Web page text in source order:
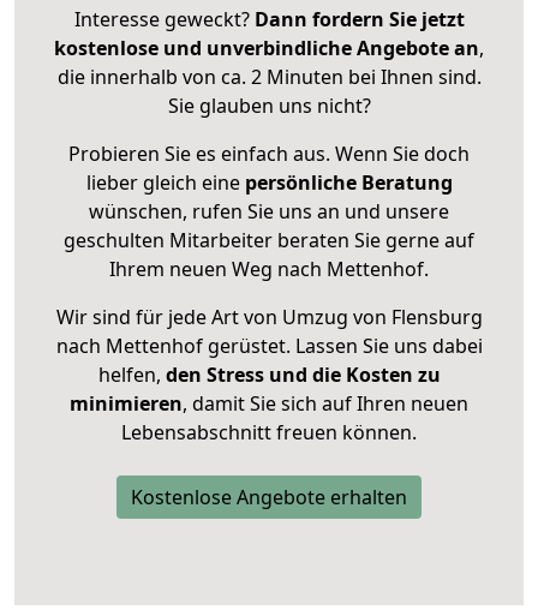
Interesse geweckt? Dann fordern Sie jetzt
kostenlose und unverbindliche Angebote an,
die innerhalb von ca. 2 Minuten bei Ihnen sind.
Sie glauben uns nicht?
Probieren Sie es einfach aus. Wenn Sie doch
lieber gleich eine persönliche Beratung
wünschen, rufen Sie uns an und unsere
geschulten Mitarbeiter beraten Sie gerne auf
Ihrem neuen Weg nach Mettenhof.
Wir sind für jede Art von Umzug von Flensburg
nach Mettenhof gerüstet. Lassen Sie uns dabei
helfen, den Stress und die Kosten zu
minimieren, damit Sie sich auf Ihren neuen
Lebensabschnitt freuen können.
Kostenlose Angebote erhalten